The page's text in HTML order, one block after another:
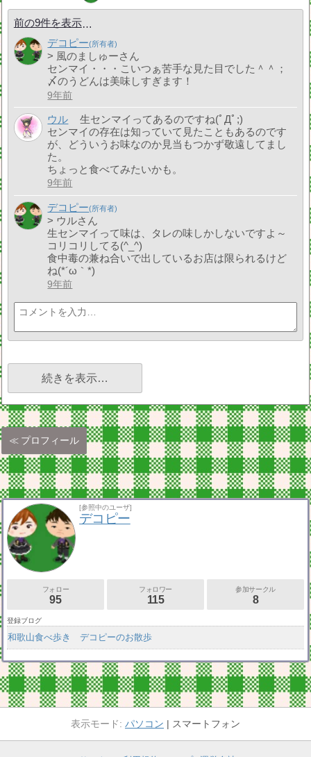
前の9件を表示
デコピー
> 風のましゅーさん
センマイ・・・こいつぁ苦手な見た目でした＾＾；
〆のうどんは美味しすぎます！
9年前
ウル
生センマイってあるのですね(ﾟДﾟ;)
センマイの存在は知っていて見たこともあるのです
が、どういうお味なのか見当もつかず敬遠してまし
た。
ちょっと食べてみたいかも。
9年前
デコピー
> ウルさん
生センマイって味は、タレの味しかしないですよ～
コリコリしてる(^_^)
食中毒の兼ね合いで出しているお店は限られるけど
ね(*´ω｀*)
9年前
続きを表示…
プロフィール
[参照中のユーザ]
デコピー
フォロー
95
フォロワー
115
参加サークル
8
登録ブログ
和歌山食べ歩き デコピーのお散歩
パソコン スマートフォン